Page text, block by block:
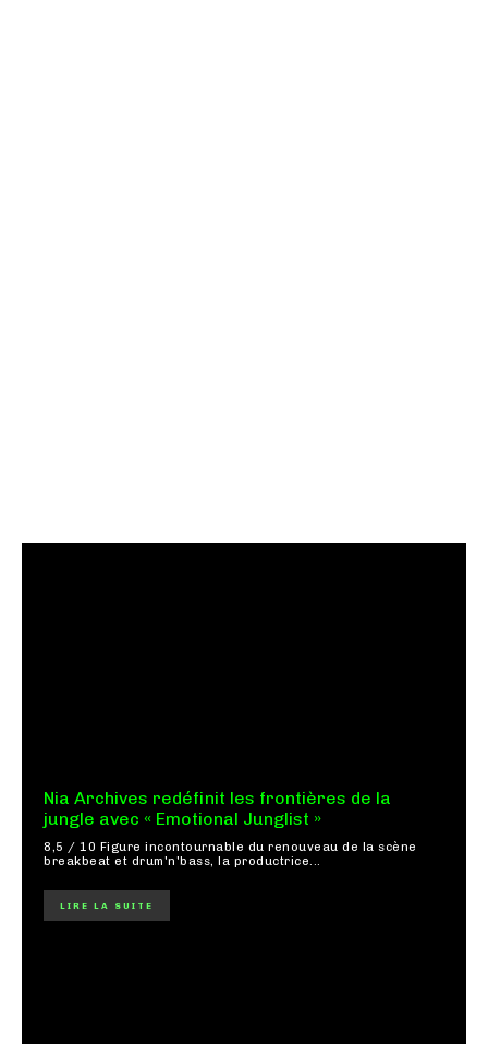
Nia Archives redéfinit les frontières de la
jungle avec « Emotional Junglist »
8,5 / 10 Figure incontournable du renouveau de la scène
breakbeat et drum'n'bass, la productrice...
LIRE LA SUITE